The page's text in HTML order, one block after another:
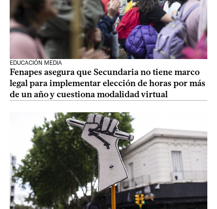
EDUCACIÓN MEDIA
Fenapes asegura que Secundaria no tiene marco
legal para implementar elección de horas por más
de un año y cuestiona modalidad virtual